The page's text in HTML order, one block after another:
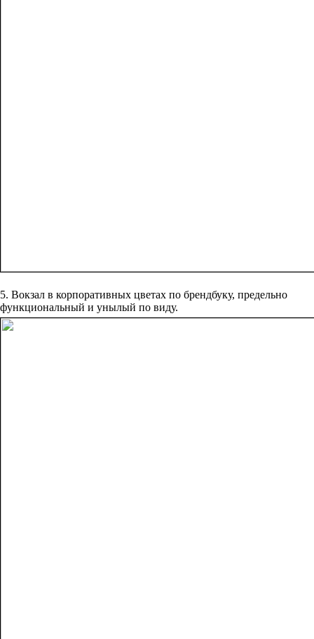
5. Вокзал в корпоративных цветах по брендбуку, предельно
функциональный и унылый по виду.